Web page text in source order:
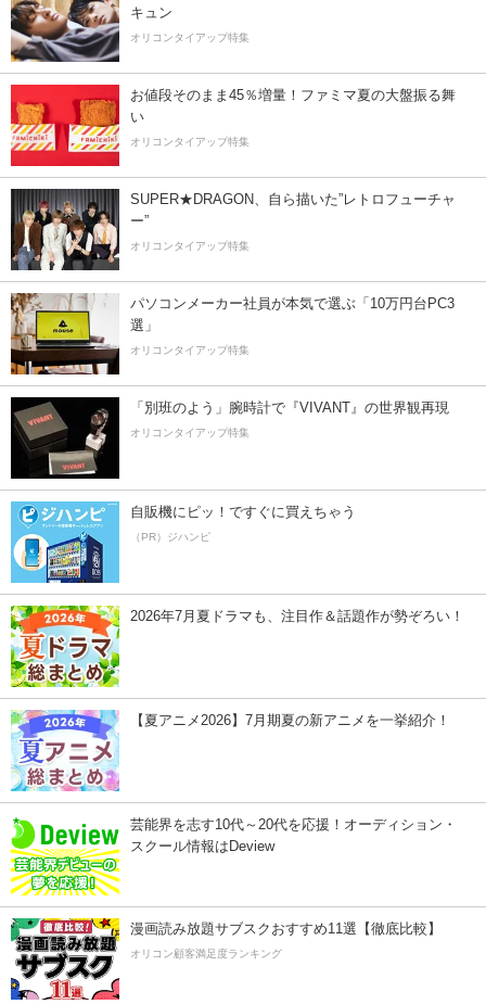
キュン
オリコンタイアップ特集
お値段そのまま45％増量！ファミマ夏の大盤振る舞
い
オリコンタイアップ特集
SUPER★DRAGON、自ら描いた”レトロフューチャ
ー”
オリコンタイアップ特集
パソコンメーカー社員が本気で選ぶ「10万円台PC3
選」
オリコンタイアップ特集
「別班のよう」腕時計で『VIVANT』の世界観再現
オリコンタイアップ特集
自販機にピッ！ですぐに買えちゃう
（PR）ジハンピ
2026年7月夏ドラマも、注目作＆話題作が勢ぞろい！
【夏アニメ2026】7月期夏の新アニメを一挙紹介！
芸能界を志す10代～20代を応援！オーディション・
スクール情報はDeview
漫画読み放題サブスクおすすめ11選【徹底比較】
オリコン顧客満足度ランキング